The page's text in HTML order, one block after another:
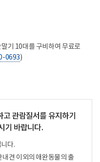
기 10대를 구비하여 무료로
0693)
관람질서를 유지하기
기 바랍니다.
다.
견 이외의 애완동물의 출